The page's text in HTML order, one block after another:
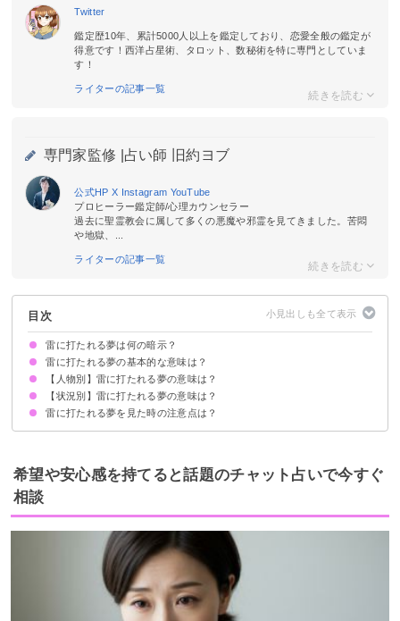
Twitter
鑑定歴10年、累計5000人以上を鑑定しており、恋愛全般の鑑定が
得意です！西洋占星術、タロット、数秘術を特に専門としていま
す！
ライターの記事一覧
専門家監修 | 占い師 旧約ヨブ
公式HP X Instagram YouTube
プロヒーラー鑑定師/心理カウンセラー
過去に聖霊教会に属して多くの悪魔や邪霊を見てきました。苦悶
や地獄、...
ライターの記事一覧
目次
雷に打たれる夢は何の暗示？
雷に打たれる夢の基本的な意味は？
劇的な変化が起こる暗示
状況によって意味が決まる
【人物別】雷に打たれる夢の意味は？
自分が雷に打たれる夢【予知夢】
知らない人・他人が雷に打たれる夢【凶夢】
家族が雷に打たれる夢【予知夢】
恋人が雷に打たれる夢【吉夢】
友達が雷に打たれる夢【吉夢】
好きな人が雷に打たれる夢【願望夢】
子供が雷に打たれる夢【予知夢】
嫌いな人が雷に打たれる夢【吉夢】
【状況別】雷に打たれる夢の意味は？
雷に打たれても生きている夢【吉夢】
雷に打たれて死ぬ夢【吉夢】
雷に打たれて物が壊れる夢【警告夢】
雷に打たれる人を見る夢【凶夢】
雷に打たれて火傷する夢【警告夢】
雷に打たれて感電する夢【凶夢】
雷に打たれて血だらけになる夢【吉夢】
雷に打たれる夢を見た時の注意点は？
吉夢なら話さず警告夢や凶夢は人に話す
希望や安心感を持てると話題のチャット占いで今すぐ
相談